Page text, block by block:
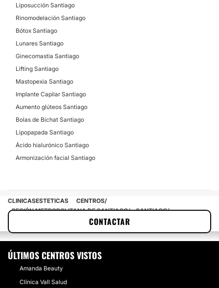
Liposucción Santiago
Rinomodelación Santiago
Bótox Santiago
Lunares Santiago
Ginecomastia Santiago
Lifting Santiago
Mastopexia Santiago
Implante Capilar Santiago
Aumento glúteos Santiago
Bolas de Bichat Santiago
Lipopapada Santiago
Ácido hialurónico Santiago
Armonización facial Santiago
CONTACTAR
CLINICASESTETICAS
CENTROS
REGIÓN METROPOLITANA DE SANTIAGO
SANTIAGO
CLÍNICA RENACENT
ÚLTIMOS CENTROS VISTOS
Amanda Beauty
Clínica Vall Salud